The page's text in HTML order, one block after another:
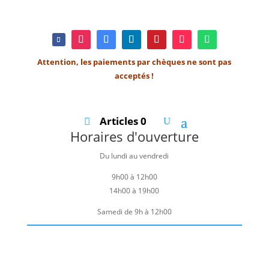
Attention, les paiements par chèques ne sont pas
acceptés !
Articles 0
Horaires d'ouverture
Du lundi au vendredi
9h00 à 12h00
14h00 à 19h00
Samedi de 9h à 12h00